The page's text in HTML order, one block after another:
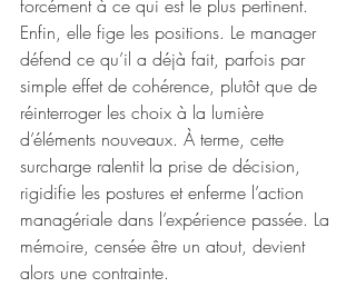
forcément à ce qui est le plus pertinent.
Enfin, elle fige les positions. Le manager
défend ce qu’il a déjà fait, parfois par
simple effet de cohérence, plutôt que de
réinterroger les choix à la lumière
d’éléments nouveaux. À terme, cette
surcharge ralentit la prise de décision,
rigidifie les postures et enferme l’action
managériale dans l’expérience passée. La
mémoire, censée être un atout, devient
alors une contrainte.